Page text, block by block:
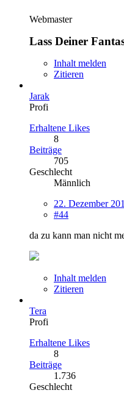
Webmaster
Lass Deiner
Inhalt melden
Zitieren
Jarak
Profi
Erhaltene Likes
8
Beiträge
705
Geschlecht
Männlich
22. Dezember
#44
da zu kann man nicht
Inhalt melden
Zitieren
Tera
Profi
Erhaltene Likes
8
Beiträge
1.736
Geschlecht